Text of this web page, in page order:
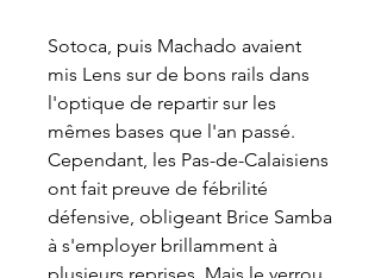
Sotoca, puis Machado avaient
mis Lens sur de bons rails dans
l'optique de repartir sur les
mêmes bases que l'an passé.
Cependant, les Pas-de-Calaisiens
ont fait preuve de fébrilité
défensive, obligeant Brice Samba
à s'employer brillamment à